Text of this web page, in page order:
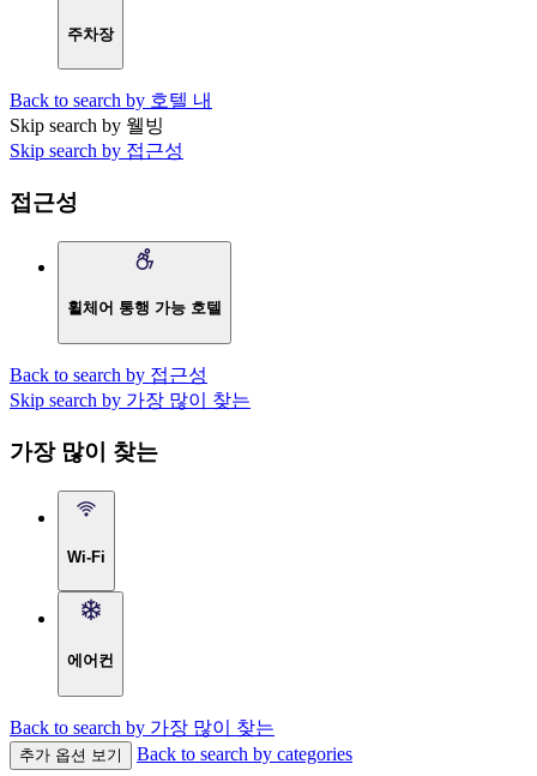
주차장
Back to search by 호텔 내
Skip search by 웰빙
Skip search by 접근성
접근성
휠체어 통행 가능 호텔
Back to search by 접근성
Skip search by 가장 많이 찾는
가장 많이 찾는
Wi-Fi
에어컨
Back to search by 가장 많이 찾는
추가 옵션 보기 Back to search by categories